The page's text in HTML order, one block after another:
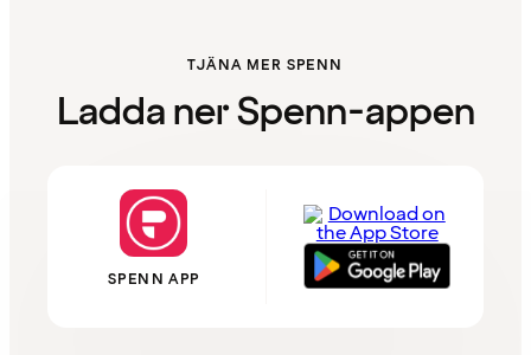
TJÄNA MER SPENN
Ladda ner Spenn-appen
SPENN APP